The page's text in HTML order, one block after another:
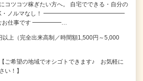
コツコツ稼ぎたい方へ。 自宅でできる・自分の
・ノルマなし！ ━━━━━━━━━━━━━━
お仕事です ━━━━━…
以上（完全出来高制／時間額1,500円～5,000
ご希望の地域でオシゴトできます♪ お気軽に
い！】